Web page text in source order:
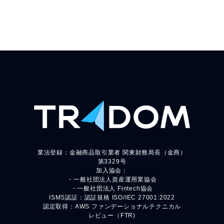
業法登録：金融商品取引業者 関東財務局長（金商）
第3329号
加入協会：
・一般社団法人資産運用業協会
・一般社団法人 Fintech協会
ISMS認証：認証規格 ISO/IEC 27001:2022
認定取得：AWS ファンデーショナルテクニカル
レビュー（FTR)